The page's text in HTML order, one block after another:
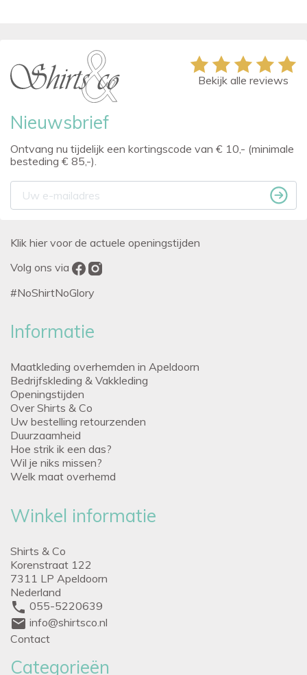
Nieuwsbrief
Ontvang nu tijdelijk een kortingscode van € 10,- (minimale
besteding € 85,-).
Bekijk alle reviews
Klik hier voor de actuele openingstijden
Volg ons via
#NoShirtNoGlory
Informatie
Maatkleding overhemden in Apeldoorn
Bedrijfskleding & Vakkleding
Openingstijden
Over Shirts & Co
Uw bestelling retourzenden
Duurzaamheid
Hoe strik ik een das?
Wil je niks missen?
Welk maat overhemd
Winkel informatie
Shirts & Co
Korenstraat 122
7311 LP Apeldoorn
Nederland
phone 055-5220639
mail info@shirtsco.nl
Contact
Categorieën